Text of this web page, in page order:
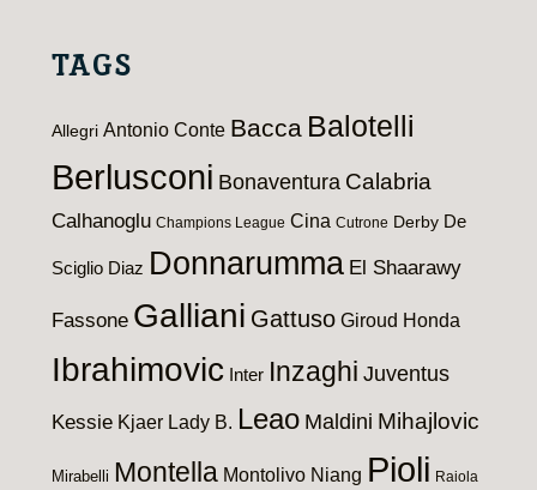
TAGS
Allegri Antonio Conte Bacca Balotelli
Berlusconi Bonaventura Calabria
Calhanoglu Champions League Cina Cutrone Derby De
Sciglio Diaz Donnarumma El Shaarawy
Fassone Galliani Gattuso Giroud Honda
Ibrahimovic Inter Inzaghi Juventus
Kessie Kjaer Lady B. Leao Maldini Mihajlovic
Mirabelli Montella Montolivo Niang Pioli Raiola